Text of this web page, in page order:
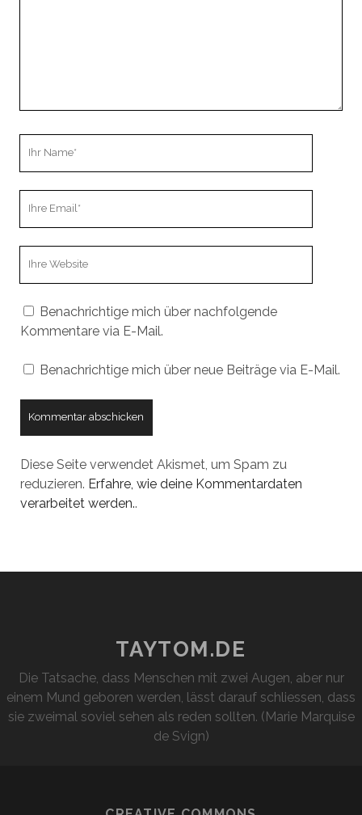
Benachrichtige mich über nachfolgende
Kommentare via E-Mail.
Benachrichtige mich über neue Beiträge via E-Mail.
Diese Seite verwendet Akismet, um Spam zu
reduzieren. Erfahre, wie deine Kommentardaten
verarbeitet werden..
TAYTOM.DE
Die Tatsache, dass Menschen mit zwei Augen, aber nur
einem Mund geboren werden, lässt darauf schliessen, dass
sie zweimal soviel sehen als reden sollten. (Marie Marquise
de Svign)